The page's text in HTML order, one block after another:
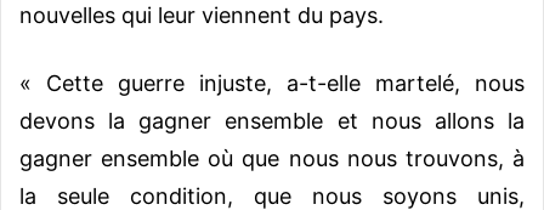
nouvelles qui leur viennent du pays.
« Cette guerre injuste, a-t-elle martelé, nous
devons la gagner ensemble et nous allons la
gagner ensemble où que nous nous trouvons, à
la seule condition, que nous soyons unis,